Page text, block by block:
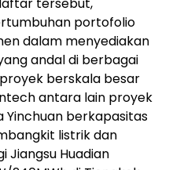
portofolio
dalam menyediakan
andal di berbagai
berskala besar
antara lain proyek
Yinchuan berkapasitas
listrik dan
Jiangsu Huadian